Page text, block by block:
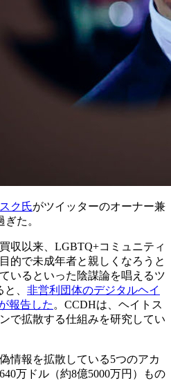
ク氏がツイッターのオーナー兼
た。
収以来、LGBTQ+コミュニティ
的で未成年者と親しくなろうと
いるといった陰謀論を唱えるツ
、 非営利団体のデジタルヘイ
報告した。CCDHは、ヘイトス
で拡散する仕組みを研究してい
情報を拡散している5つのアカ
万ドル（約8億5000万円）もの